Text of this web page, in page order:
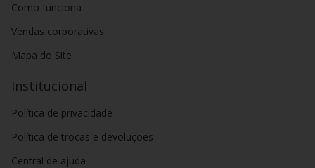
Como funciona
Vendas corporativas
Mapa do Site
Institucional
Política de privacidade
Política de trocas e devoluções
Central de ajuda